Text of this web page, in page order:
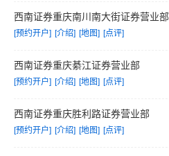
西南证券重庆南川南大街证券营业部
[预约开户] [介绍] [地图] [点评]
西南证券重庆綦江证券营业部
[预约开户] [介绍] [地图] [点评]
西南证券重庆胜利路证券营业部
[预约开户] [介绍] [地图] [点评]